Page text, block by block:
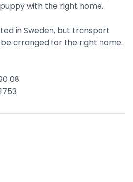
with the right home.
in Sweden, but transport
arranged for the right home.
08